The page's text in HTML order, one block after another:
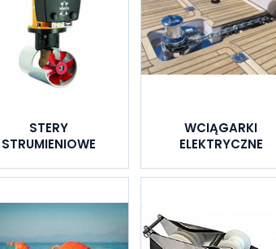
STERY
STRUMIENIOWE
WCIĄGARKI
ELEKTRYCZNE